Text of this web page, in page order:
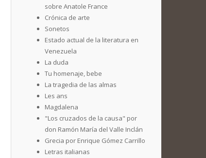
sobre Anatole France
Crónica de arte
Sonetos
Estado actual de la literatura en
Venezuela
La duda
Tu homenaje, bebe
La tragedia de las almas
Les ans
Magdalena
"Los cruzados de la causa" por
don Ramón María del Valle Inclán
Grecia por Enrique Gómez Carrillo
Letras italianas